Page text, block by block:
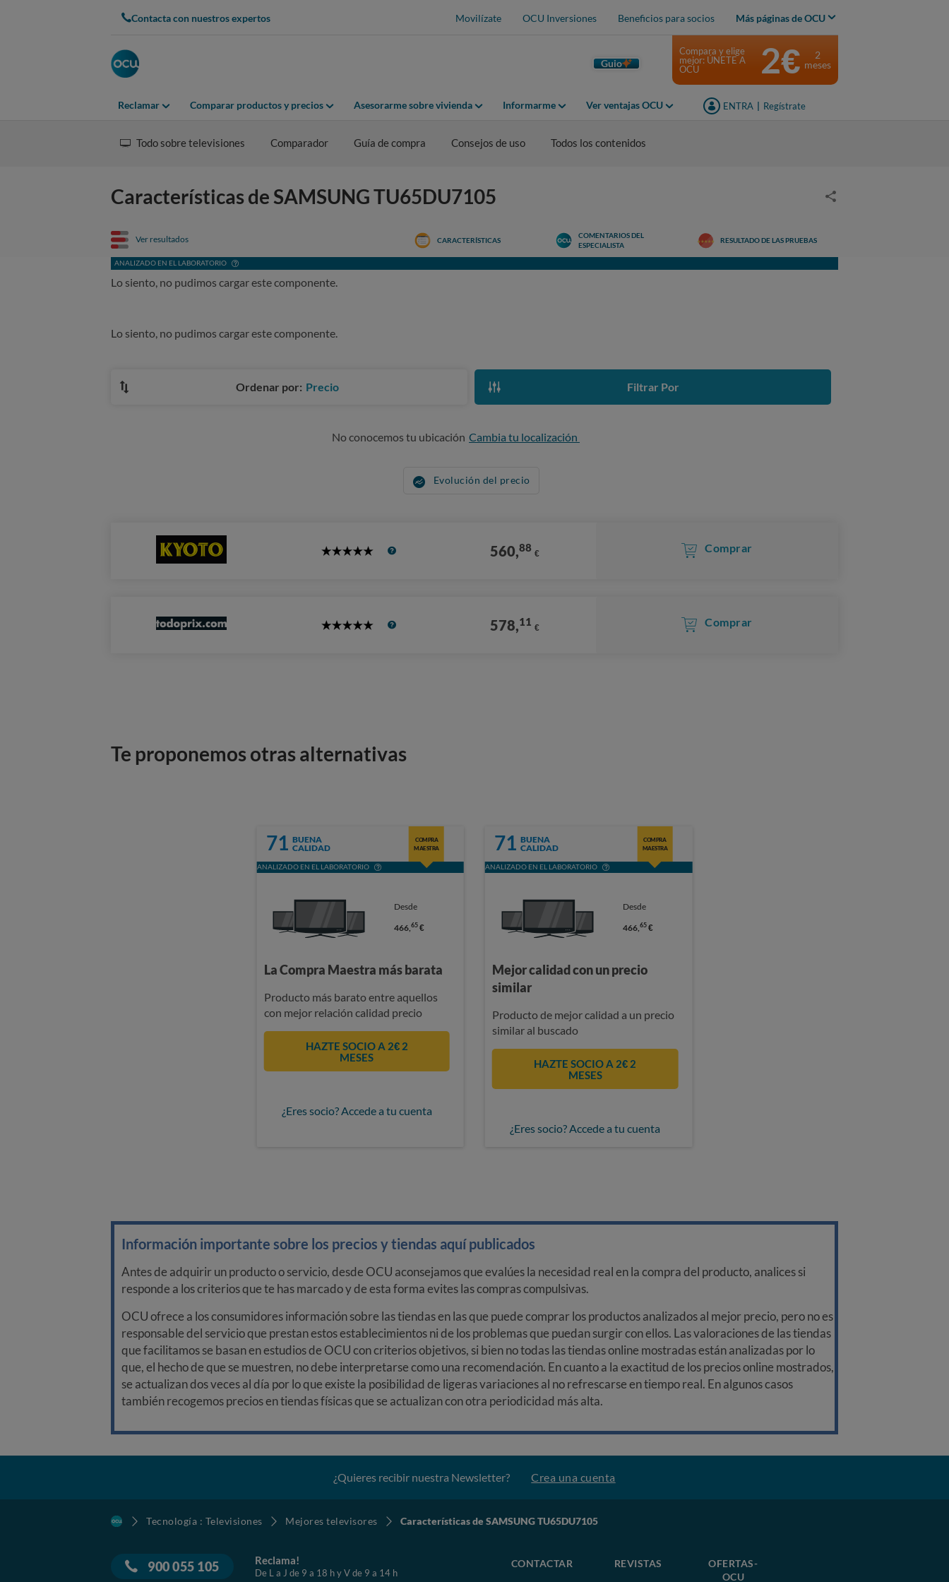
Contacta con nuestros expertos Movilízate OCU Inversiones Beneficios para socios Más páginas de OCU
Guio
Reclamar Comparar productos y precios Asesorarme sobre vivienda Informarme Ver ventajas OCU ENTRA Regístrate
Compara y elige
mejor: ÚNETE A
OCU
2€
2
meses
Todo sobre televisiones Comparador Guía de compra Consejos de uso Todos los contenidos
Características de SAMSUNG TU65DU7105
Ver resultados
ANALIZADO EN EL LABORATORIO
CARACTERÍSTICAS
COMENTARIOS DEL
ESPECIALISTA
RESULTADO DE LAS PRUEBAS
Lo siento, no pudimos cargar este componente.
Lo siento, no pudimos cargar este componente.
Ordenar por: Precio Filtrar Por
No conocemos tu ubicación Cambia tu localización
Evolución del precio
5
560,88 € Comprar
5
578,11 € Comprar
Te proponemos otras alternativas
71 BUENA
CALIDAD
COMPRA
MAESTRA
ANALIZADO EN EL LABORATORIO
Desde
466,65 €
La Compra Maestra más barata
Producto más barato entre aquellos
con mejor relación calidad precio
HAZTE SOCIO A 2€ 2
MESES
¿Eres socio? Accede a tu cuenta
71 BUENA
CALIDAD
COMPRA
MAESTRA
ANALIZADO EN EL LABORATORIO
Desde
466, 65 €
Mejor calidad con un precio
similar
Producto de mejor calidad a un precio
similar al buscado
HAZTE SOCIO A 2€ 2
MESES
¿Eres socio? Accede a tu cuenta
Información importante sobre los precios y tiendas aquí publicados
Antes de adquirir un producto o servicio, desde OCU aconsejamos que evalúes la necesidad real en la compra del producto, analices si
responde a los criterios que te has marcado y de esta forma evites las compras compulsivas.
OCU ofrece a los consumidores información sobre las tiendas en las que puede comprar los productos analizados al mejor precio, pero no es
responsable del servicio que prestan estos establecimientos ni de los problemas que puedan surgir con ellos. Las valoraciones de las tiendas
que facilitamos se basan en estudios de OCU con criterios objetivos, si bien no todas las tiendas online mostradas están analizadas por lo
que, el hecho de que se muestren, no debe interpretarse como una recomendación. En cuanto a la exactitud de los precios online mostrados,
se actualizan dos veces al día por lo que existe la posibilidad de ligeras variaciones al no refrescarse en tiempo real. En algunos casos
también recogemos precios en tiendas físicas que se actualizan con otra periodicidad más alta.
¿Quieres recibir nuestra Newsletter? Crea una cuenta
Tecnología : Televisiones Mejores televisores Características de SAMSUNG TU65DU7105
900 055 105 Reclama!
De L a J de 9 a 18 h y V de 9 a 14 h
CONTACTAR REVISTAS
OFERTAS-
OCU